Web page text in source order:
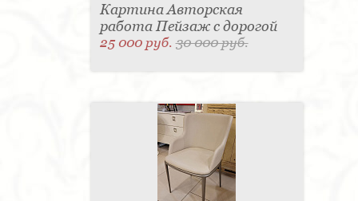
Картина Авторская
работа Пейзаж с дорогой
25 000 руб.30 000 руб.